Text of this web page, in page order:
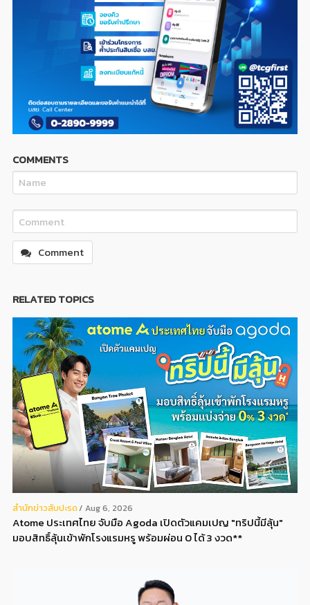
COMMENTS
Comment
RELATED TOPICS
สํานักข่าวสับปะรด Aug 6, 2026
Atome ประเทศไทย จับมือ Agoda เปิดตัวแคมเปญ "ทริปนี้มีลุ้น"
มอบสิทธิ์ลุ้นเข้าพักโรงแรมหรู พร้อมผ่อน 0 ได้ 3 งวด**